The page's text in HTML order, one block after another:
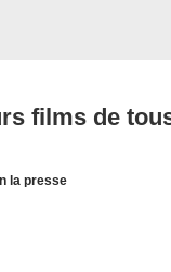
films de
la presse